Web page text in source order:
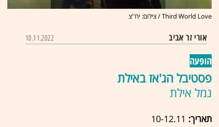
Third World Love / צילום: יח''צ
אורי זר אביב 10.11.2022
הופעה
פסטיבל הג'אז באילת
נמל אילת
תאריך: 10-12.11